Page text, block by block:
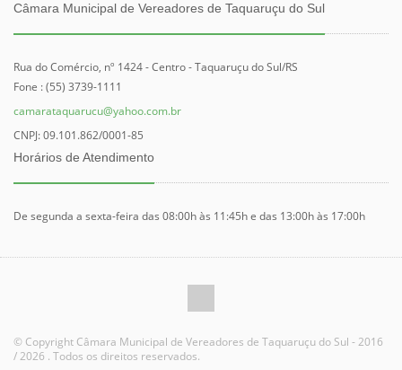
Câmara Municipal de Vereadores de Taquaruçu do Sul
Rua do Comércio, nº 1424 - Centro - Taquaruçu do Sul/RS
Fone : (55) 3739-1111
camarataquarucu@yahoo.com.br
CNPJ: 09.101.862/0001-85
Horários de Atendimento
De segunda a sexta-feira das 08:00h às 11:45h e das 13:00h às 17:00h
© Copyright Câmara Municipal de Vereadores de Taquaruçu do Sul - 2016
/ 2026 . Todos os direitos reservados.